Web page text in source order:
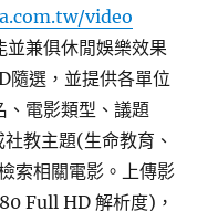
video
兼俱休閒娛樂效果
隨選，並提供各單位
、電影類型、議題
教主題(生命教育、
索相關電影。上傳影
Full HD 解析度)，